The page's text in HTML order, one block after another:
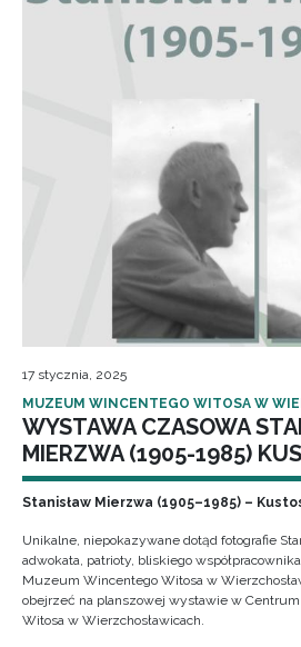
17 stycznia, 2025
MUZEUM WINCENTEGO WITOSA W
WYSTAWA CZASOWA
MIERZWA (1905-1985)
Stanisław Mierzwa (1905–1985) –
Unikalne, niepokazywane dotąd fotografie
adwokata, patrioty, bliskiego
Muzeum Wincentego Witosa w
obejrzeć na planszowej wystawie w
Witosa w Wierzchosławicach.